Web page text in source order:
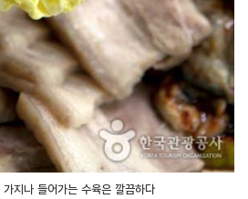
지나 들어가는 수육은 깔끔하다